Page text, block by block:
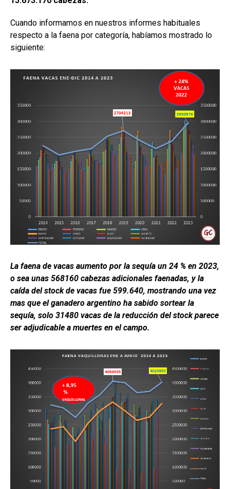
Cuando informamos en nuestros informes habituales
respecto a la faena por categoría, habíamos mostrado lo
siguiente:
La faena de vacas aumento por la sequía un 24 % en 2023,
o sea unas 568160 cabezas adicionales faenadas, y la
caída del stock de vacas fue 599.640, mostrando una vez
mas que el ganadero argentino ha sabido sortear la
sequía, solo 31480 vacas de la reducción del stock parece
ser adjudicable a muertes en el campo.